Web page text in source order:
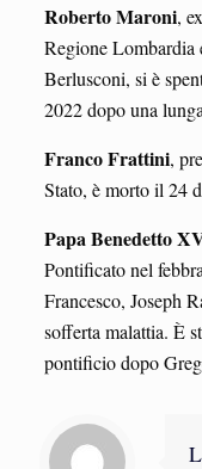
Roberto Maroni,
Regione Lombardia
Berlusconi, si è
2022 dopo una
Franco Frattini,
Stato, è morto il 24
Papa Benedetto
Pontificato nel
Francesco, Joseph
sofferta malattia. È
pontificio dopo